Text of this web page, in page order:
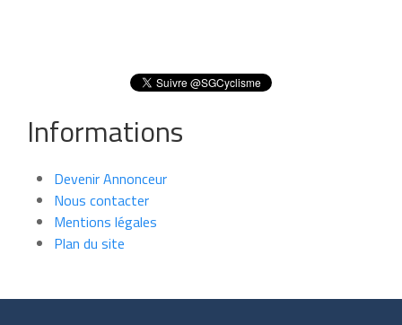
Informations
Devenir Annonceur
Nous contacter
Mentions légales
Plan du site